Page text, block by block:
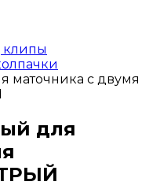
клипы
маточника с двумя
для